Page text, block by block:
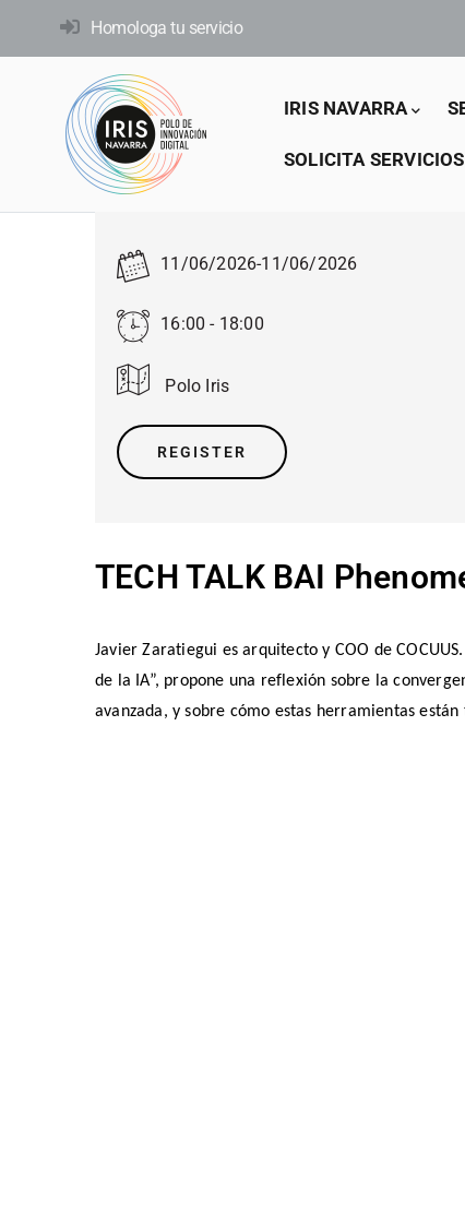
principal
Homologa tu servicio
Main
IRIS NAVARRA
SOLICITA SERVICIOS
11/06/2026-11/06/2026
16:00 - 18:00
Polo Iris
REGISTER
TECH TALK BAI
Javier Zaratiegui es arquitecto y COO de
de la IA”, propone una reflexión sobre la
avanzada, y sobre cómo estas herramientas